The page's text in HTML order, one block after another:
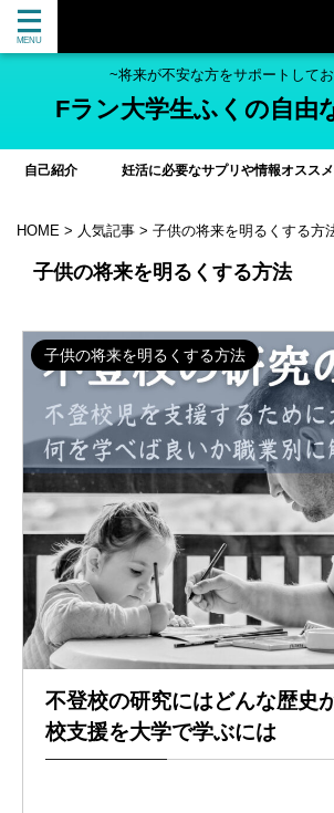
~将来が不安な方をサポートして
Fラン大学生ふくの自由
自己紹介 妊活に必要なサプリや情報オスス
HOME > 人気記事 > 子供の将来を明るくする方
子供の将来を明るくする方法
子供の将来を明るくする方法
不登校の研究にはどんな歴史
校支援を大学で学ぶには